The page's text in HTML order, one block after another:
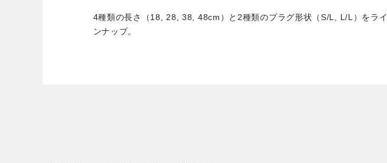
4種類の長さ（18, 28, 38, 48cm）と2種類のプラグ形状（S/L, L/L）をライ
ンナップ。